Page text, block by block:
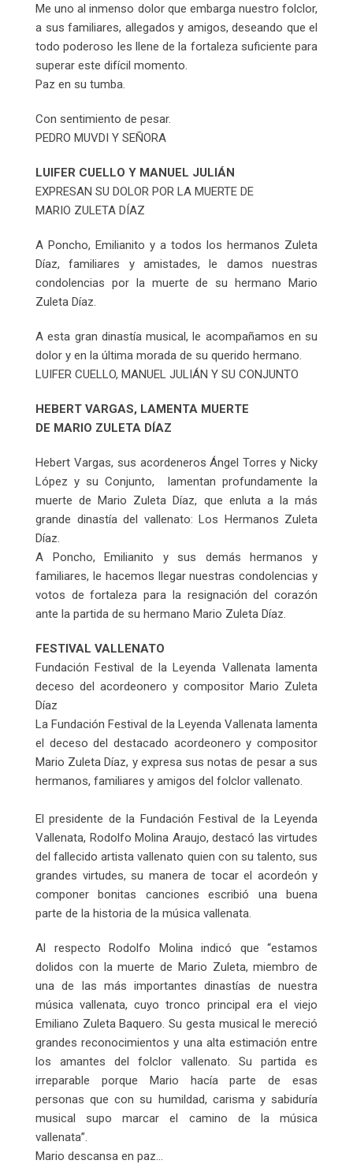
Me uno al inmenso dolor que embarga nuestro folclor,
a sus familiares, allegados y amigos, deseando que el
todo poderoso les llene de la fortaleza suficiente para
superar este difícil momento.
Paz en su tumba.
Con sentimiento de pesar.
PEDRO MUVDI Y SEÑORA
LUIFER CUELLO Y MANUEL JULIÁN
EXPRESAN SU DOLOR POR LA MUERTE DE
MARIO ZULETA DÍAZ
A Poncho, Emilianito y a todos los hermanos Zuleta
Díaz, familiares y amistades, le damos nuestras
condolencias por la muerte de su hermano Mario
Zuleta Díaz.
A esta gran dinastía musical, le acompañamos en su
dolor y en la última morada de su querido hermano.
LUIFER CUELLO, MANUEL JULIÁN Y SU CONJUNTO
HEBERT VARGAS, LAMENTA MUERTE
DE MARIO ZULETA DÍAZ
Hebert Vargas, sus acordeneros Ángel Torres y Nicky
López y su Conjunto, lamentan profundamente la
muerte de Mario Zuleta Díaz, que enluta a la más
grande dinastía del vallenato: Los Hermanos Zuleta
Díaz.
A Poncho, Emilianito y sus demás hermanos y
familiares, le hacemos llegar nuestras condolencias y
votos de fortaleza para la resignación del corazón
ante la partida de su hermano Mario Zuleta Díaz.
FESTIVAL VALLENATO
Fundación Festival de la Leyenda Vallenata lamenta
deceso del acordeonero y compositor Mario Zuleta
Díaz
La Fundación Festival de la Leyenda Vallenata lamenta
el deceso del destacado acordeonero y compositor
Mario Zuleta Díaz, y expresa sus notas de pesar a sus
hermanos, familiares y amigos del folclor vallenato.
El presidente de la Fundación Festival de la Leyenda
Vallenata, Rodolfo Molina Araujo, destacó las virtudes
del fallecido artista vallenato quien con su talento, sus
grandes virtudes, su manera de tocar el acordeón y
componer bonitas canciones escribió una buena
parte de la historia de la música vallenata.
Al respecto Rodolfo Molina indicó que “estamos
dolidos con la muerte de Mario Zuleta, miembro de
una de las más importantes dinastías de nuestra
música vallenata, cuyo tronco principal era el viejo
Emiliano Zuleta Baquero. Su gesta musical le mereció
grandes reconocimientos y una alta estimación entre
los amantes del folclor vallenato. Su partida es
irreparable porque Mario hacía parte de esas
personas que con su humildad, carisma y sabiduría
musical supo marcar el camino de la música
vallenata”.
Mario descansa en paz…